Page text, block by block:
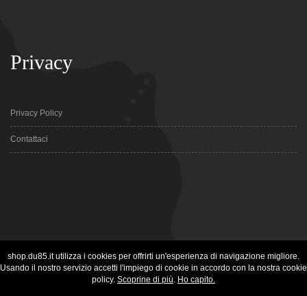
Privacy
Privacy Policy
Contattaci
shop.du85.it utilizza i cookies per offrirti un'esperienza di navigazione migliore.
Usando il nostro servizio accetti l'impiego di cookie in accordo con la nostra cookie
policy. Scoprine di più. Ho capito.